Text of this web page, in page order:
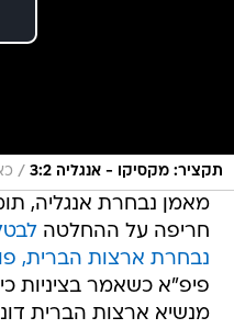
תקציר: מקסיקו - אנגליה 3:2 /
מאמן נבחרת אנגליה,
חריפה על ההחלטה
נבחרת ארצות הברית,
פיפ"א כשאמר בציניות כי
מנשיא ארצות הברית